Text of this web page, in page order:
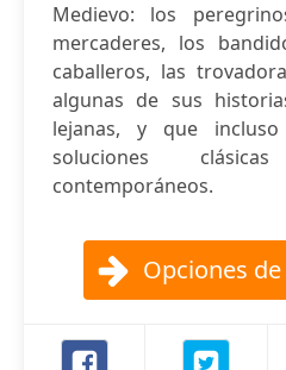
Medievo: los
mercaderes, los
caballeros, las
algunas de sus
lejanas, y que
soluciones
contemporáneos.
Opciones